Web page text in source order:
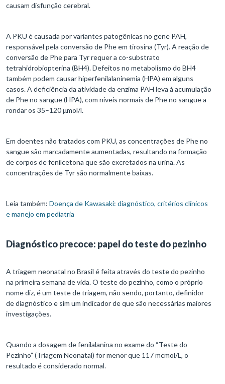
causam disfunção cerebral.
A PKU é causada por variantes patogênicas no gene PAH,
responsável pela conversão de Phe em tirosina (Tyr). A reação de
conversão de Phe para Tyr requer a co-substrato
tetrahidrobiopterina (BH4). Defeitos no metabolismo do BH4
também podem causar hiperfenilalaninemia (HPA) em alguns
casos. A deficiência da atividade da enzima PAH leva à acumulação
de Phe no sangue (HPA), com níveis normais de Phe no sangue a
rondar os 35–120 μmol/l.
Em doentes não tratados com PKU, as concentrações de Phe no
sangue são marcadamente aumentadas, resultando na formação
de corpos de fenilcetona que são excretados na urina. As
concentrações de Tyr são normalmente baixas.
Leia também: Doença de Kawasaki: diagnóstico, critérios clínicos
e manejo em pediatria
Diagnóstico precoce: papel do teste do pezinho
A triagem neonatal no Brasil é feita através do teste do pezinho
na primeira semana de vida. O teste do pezinho, como o próprio
nome diz, é um teste de triagem, não sendo, portanto, definidor
de diagnóstico e sim um indicador de que são necessárias maiores
investigações.
Quando a dosagem de fenilalanina no exame do “Teste do
Pezinho” (Triagem Neonatal) for menor que 117 mcmol/L, o
resultado é considerado normal.